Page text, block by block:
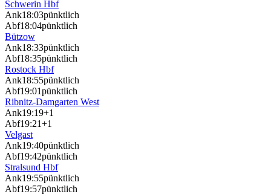
Schwerin Hbf
Ank18:03pünktlich
Abf18:04pünktlich
Bützow
Ank18:33pünktlich
Abf18:35pünktlich
Rostock Hbf
Ank18:55pünktlich
Abf19:01pünktlich
Ribnitz-Damgarten West
Ank19:19+1
Abf19:21+1
Velgast
Ank19:40pünktlich
Abf19:42pünktlich
Stralsund Hbf
Ank19:55pünktlich
Abf19:57pünktlich